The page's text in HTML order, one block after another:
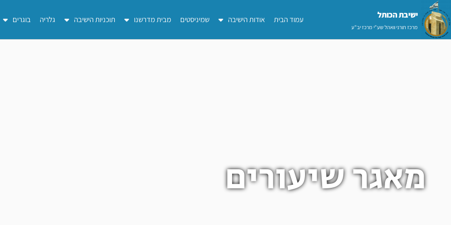
דילוג
לתוכן
ישיבת הכותל​
מרכז תורני וואהל שע"י מרכז יב"ע
עמוד הבית אודות הישיבה שמיניסטים מבית מדרשנו תוכניות הישיבה גלריה בוגרים
מאגר שיעורים